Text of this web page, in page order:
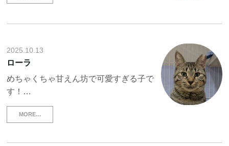
2025.10.13
ローラ
めちゃくちゃ甘えん坊で可愛すぎる子で
す！…
MORE…